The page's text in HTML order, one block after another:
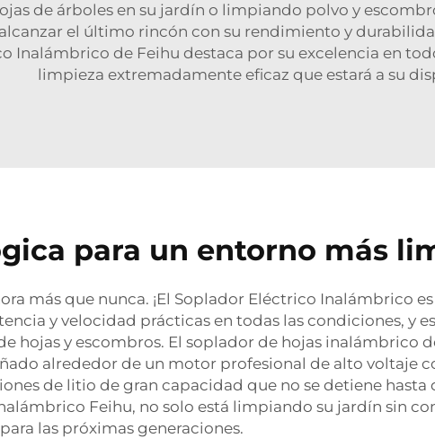
de árboles en su jardín o limpiando polvo y
el último rincón con su rendimiento y
Inalámbrico de Feihu destaca por su excelencia en
limpieza extremadamente eficaz que estará a su
para un entorno más
más que nunca. ¡El Soplador Eléctrico Inalámbrico
y velocidad prácticas en todas las condiciones, y
hojas y escombros. El soplador de hojas inalámbrico
alrededor de un motor profesional de alto voltaje
de litio de gran capacidad que no se detiene
Feihu, no solo está limpiando su jardín sin
las próximas generaciones.